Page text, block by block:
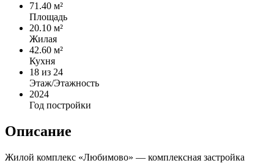
71.40 м²
Площадь
20.10 м²
Жилая
42.60 м²
Кухня
18 из 24
Этаж/Этажность
2024
Год постройки
Описание
Жилой комплекс «Любимово» — комплексная застройка